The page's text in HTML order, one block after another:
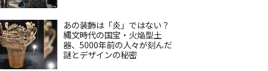
あの装飾は「炎」ではない？
縄文時代の国宝・火焔型土
器、5000年前の人々が刻んだ
謎とデザインの秘密